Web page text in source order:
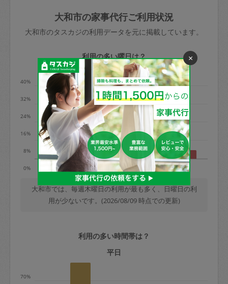
依頼者不在による当日キャンセル＝依頼
金額の100%＋交通費全額
※例：依頼日時／土曜日午前9時開始の場
合、水曜日午前9時以降はキャンセル料が
発生
水曜日9時〜金曜日9時まで＝依頼料金の
50%
金曜日9時～土曜日8時まで＝依頼金額の
100%
土曜日8時〜実施時間＝依頼金額の100%
＋交通費全額
依頼者不在による当日キャンセル＝依頼
金額の100%＋交通費全額
定期契約をキャンセルする場合、毎週定
期は月2回まで隔週定期は月1回までキャ
ンセル料は発生しません。それ以上はキ
きた場合は損害保険の対象外となるので
ご注意ください。
玉、など
あわせてこちらも参照ください：初めて
はありますか？
大和市の家事代行ご利用状況
大和市のタスカジの利用データを元に掲載しています。
利用の多い曜日は？
0%
8%
16%
24%
32%
40%
月 水 木 土 日
大和市では、毎週木曜日の利用が最も多く、日曜日の利
用が少ないです。(2026/08/09 時点での更新)
利用の多い時間帯は？
平日
70%
×